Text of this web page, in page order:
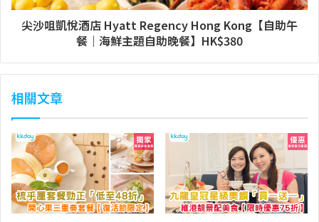
尖沙咀凱悅酒店 Hyatt Regency Hong Kong【自助午
餐｜海鮮主題自助晚餐】HK$380
相關文章